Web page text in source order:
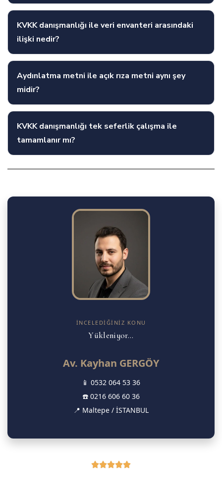
KVKK danışmanlığı ile veri envanteri arasındaki
ilişki nedir?
Aydınlatma metni ile açık rıza metni aynı şey
midir?
KVKK danışmanlığı tek seferlik çalışma ile
tamamlanır mı?
İNCELEDIĞINIZ KONU
Yükleniyor...
Av. Kayhan GERGÖY
📱 0532 064 53 36
☎️ 0216 606 60 36
📍 Maltepe / İSTANBUL